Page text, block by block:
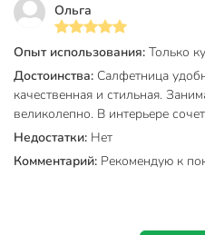
Ольга
Опыт использования: Только
Достоинства: Салфетница
качественная и стильная.
великолепно. В интерьере
Недостатки: Нет
Комментарий: Рекомендую к